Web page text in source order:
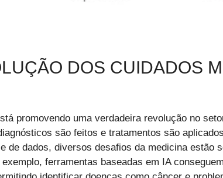
DOS CUIDADOS
promovendo uma verdadeira revolução no
são feitos e tratamentos são
de dados, diversos desafios da medicina estão
ferramentas baseadas em IA